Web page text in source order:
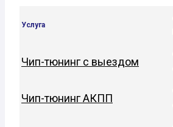
Услуга
Чип-тюнинг с выездом
Чип-тюнинг АКПП